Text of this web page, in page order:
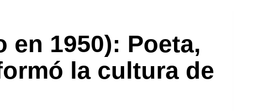
1950): Poeta,
la cultura de